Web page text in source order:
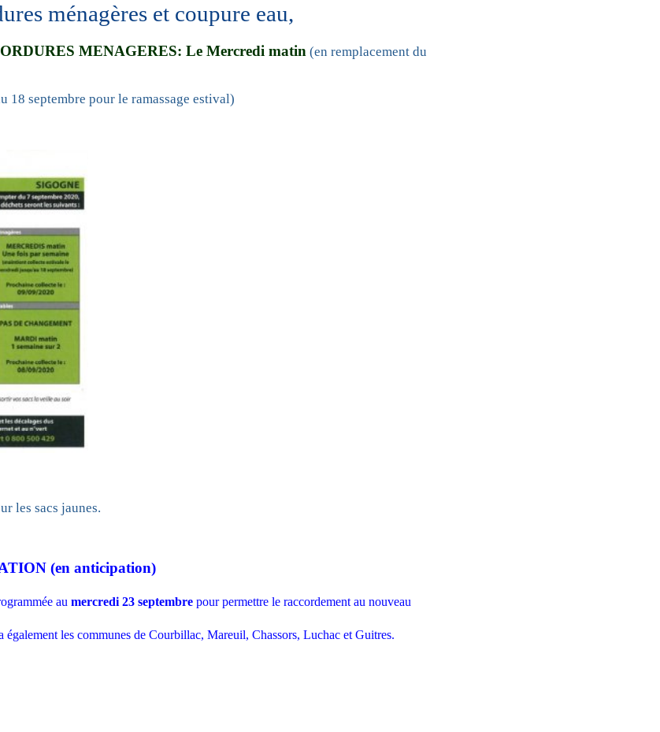
ménagères et coupure eau,
MENAGERES: Le Mercredi matin (en remplacement du
18 septembre pour le ramassage estival)
les sacs jaunes.
(en anticipation)
au mercredi 23 septembre pour permettre le raccordement au nouveau
également les communes de Courbillac, Mareuil, Chassors, Luchac et Guitres.